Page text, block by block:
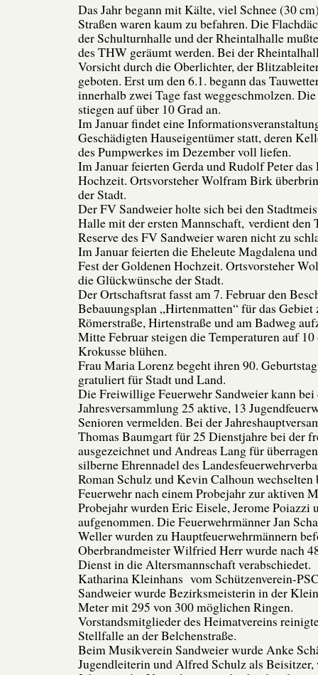
Das Jahr begann mit Kälte, viel Schnee (30
Straßen waren kaum zu befahren. Die
der Schulturnhalle und der Rheintalhalle
des THW geräumt werden. Bei der
Vorsicht durch die Oberlichter, der
geboten. Erst um den 6.1. begann das
innerhalb zwei Tage fast weggeschmolzen.
stiegen auf über 10 Grad an.
Im Januar findet eine
Geschädigten Hauseigentümer statt, deren
des Pumpwerkes im Dezember voll liefen.
Im Januar feierten Gerda und Rudolf Peter das
Hochzeit. Ortsvorsteher Wolfram Birk
der Stadt.
Der FV Sandweier holte sich bei den
Halle mit der ersten Mannschaft, verdient den
Reserve des FV Sandweier waren nicht zu
Im Januar feierten die Eheleute Magdalena
Fest der Goldenen Hochzeit. Ortsvorsteher
die Glückwünsche der Stadt.
Der Ortschaftsrat fasst am 7. Februar den
Bebauungsplan „Hirtenmatten“ für das Gebiet
Römerstraße, Hirtenstraße und am Badweg
Mitte Februar steigen die Temperaturen auf
Krokusse blühen.
Frau Maria Lorenz begeht ihren 90.
gratuliert für Stadt und Land.
Die Freiwillige Feuerwehr Sandweier kann bei
Jahresversammlung 25 aktive, 13
Senioren vermelden. Bei der
Thomas Baumgart für 25 Dienstjahre bei der
ausgezeichnet und Andreas Lang für
silberne Ehrennadel des
Roman Schulz und Kevin Calhoun
Feuerwehr nach einem Probejahr zur aktiven
Probejahr wurden Eric Eisele, Jerome Poiazzi
aufgenommen. Die Feuerwehrmänner Jan
Weller wurden zu Hauptfeuerwehrmännern
Oberbrandmeister Wilfried Herr wurde nach
Dienst in die Altersmannschaft verabschiedet.
Katharina Kleinhans vom Schützenverein-
Sandweier wurde Bezirksmeisterin in der
Meter mit 295 von 300 möglichen Ringen.
Vorstandsmitglieder des Heimatvereins
Stellfalle an der Belchenstraße.
Beim Musikverein Sandweier wurde Anke
Jugendleiterin und Alfred Schulz als Beisitzer,